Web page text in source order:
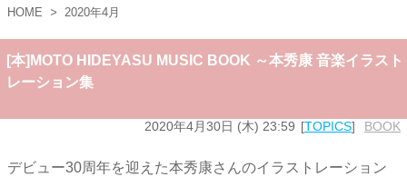
HOME > 2020年4月
[本]MOTO HIDEYASU MUSIC BOOK ～本秀康 音楽イラスト
レーション集
2020年4月30日 (木) 23:59 TOPICS BOOK
デビュー30周年を迎えた本秀康さんのイラストレーション